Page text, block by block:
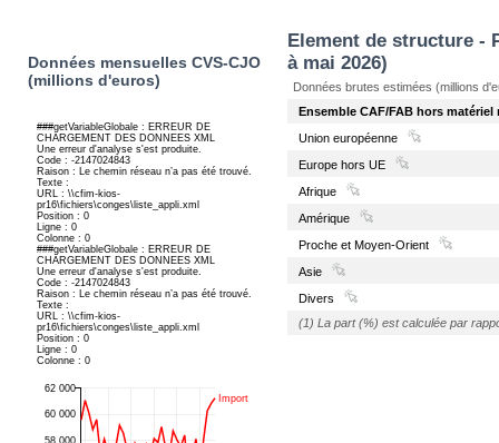
Données mensuelles CVS-CJO
(millions d'euros)
Element de structure -
à mai 2026)
Données brutes estimées (millions
Ensemble CAF/FAB hors matériel
Union européenne
Europe hors UE
Afrique
Amérique
Proche et Moyen-Orient
Asie
Divers
(1) La part (%) est calculée par